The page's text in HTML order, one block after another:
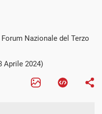
Nazionale del Terzo
Aprile 2024)